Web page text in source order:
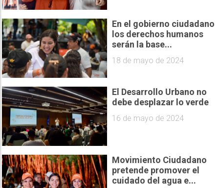
En el gobierno ciudadano
los derechos humanos
serán la base...
18 de mayo de 2024
El Desarrollo Urbano no
debe desplazar lo verde
16 de mayo de 2024
Movimiento Ciudadano
pretende promover el
cuidado del agua e...